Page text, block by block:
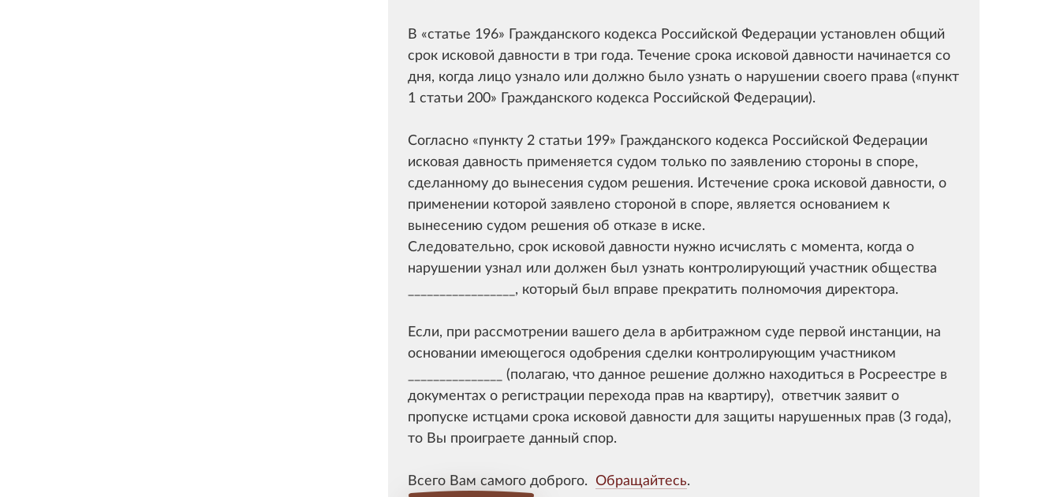
В статье 196
Гражданского кодекса Российской Федерации установлен общий
срок исковой давности в три года. Течение срока исковой давности начинается со
дня, когда лицо узнало или должно было узнать о нарушении своего права ( пункт
1 статьи 200
Гражданского кодекса Российской Федерации).
Согласно пункту 2 статьи 199
Гражданского кодекса Российской Федерации
исковая давность применяется судом только по заявлению стороны в споре,
сделанному до вынесения судом решения. Истечение срока исковой давности, о
применении которой заявлено стороной в споре, является основанием к
вынесению судом решения об отказе в иске.
Следовательно, срок исковой давности нужно исчислять с момента, когда о
нарушении узнал или должен был узнать контролирующий участник общества
_________________, который был вправе прекратить полномочия директора.
Если, при рассмотрении вашего дела в арбитражном суде первой инстанции, на
основании имеющегося одобрения сделки контролирующим участником
_______________ (полагаю, что данное решение должно находиться в Росреестре в
документах о регистрации перехода прав на квартиру), ответчик заявит о
пропуске истцами срока исковой давности для защиты нарушенных прав (3 года),
то Вы проиграете данный спор.
Всего Вам самого доброго. Обращайтесь.